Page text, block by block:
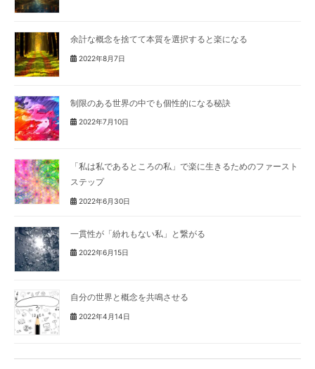
余計な概念を捨てて本質を選択すると楽になる
2022年8月7日
制限のある世界の中でも個性的になる秘訣
2022年7月10日
「私は私であるところの私」で楽に生きるためのファースト
ステップ
2022年6月30日
一貫性が「紛れもない私」と繋がる
2022年6月15日
自分の世界と概念を共鳴させる
2022年4月14日